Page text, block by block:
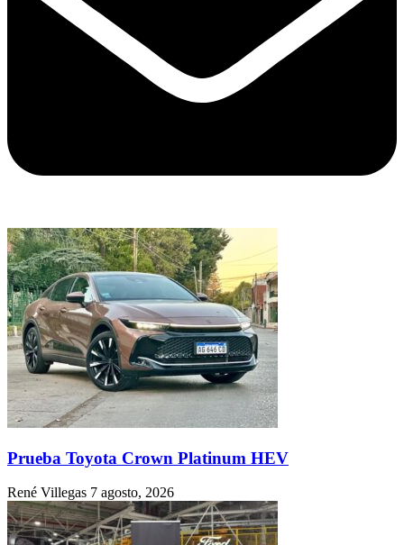
Prueba Toyota Crown Platinum HEV
René Villegas 7 agosto, 2026